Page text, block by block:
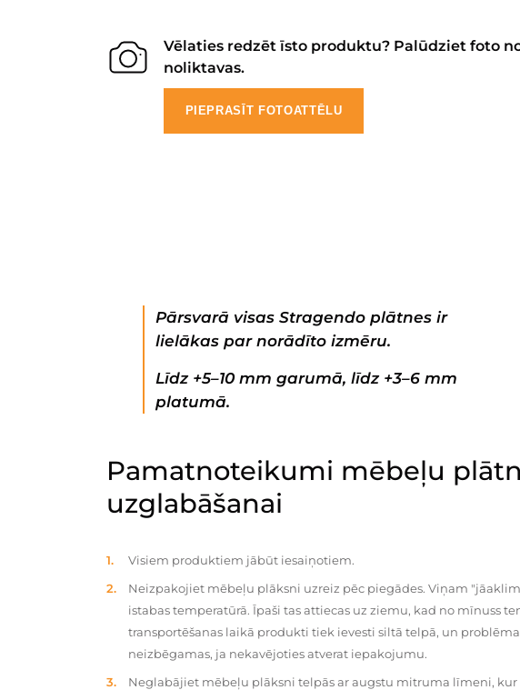
Vēlaties redzēt īsto produktu? Palūdziet foto
noliktavas.
PIEPRASĪT FOTOATTĒLU
Pārsvarā visas Stragendo plātnes ir
lielākas par norādīto izmēru.
Līdz +5–10 mm garumā, līdz +3–6 mm
platumā.
Pamatnoteikumi mēbeļu
uzglabāšanai
Visiem produktiem jābūt iesaiņotiem.
Neizpakojiet mēbeļu plāksni uzreiz pēc piegādes. Viņam
istabas temperatūrā. Īpaši tas attiecas uz ziemu, kad no mīnuss
transportēšanas laikā produkti tiek ievesti siltā telpā, un
neizbēgamas, ja nekavējoties atverat iepakojumu.
Neglabājiet mēbeļu plāksni telpās ar augstu mitruma līmeni, kur